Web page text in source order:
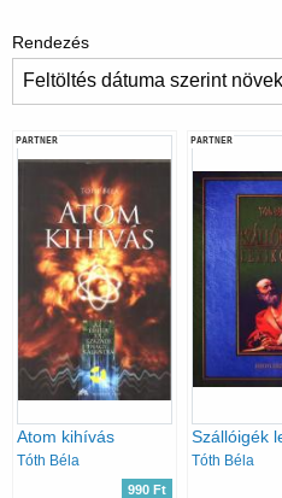
Rendezés
PARTNER
Atom kihívás
Tóth Béla
990 Ft
PARTNER
Tóth Béla